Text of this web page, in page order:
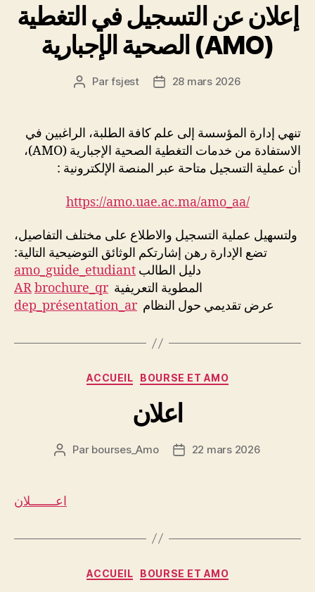
إعلان عن التسجيل في التغطية
الصحية الإجبارية (AMO)
Auteur
Parfsjest
Date28 mars 2026
تنهي إدارة المؤسسة إلى علم كافة الطلبة، الراغبين في
الاستفادة من خدمات التغطية الصحية الإجبارية (AMO)،
أن عملية التسجيل متاحة عبر المنصة الإلكترونية :
https://amo.uae.ac.ma/amo_aa/
ولتسهيل عملية التسجيل والاطلاع على مختلف التفاصيل،
تضع الإدارة رهن إشارتكم الوثائق التوضيحية التالية:
دليل الطالب amo_guide_etudiant
المطوية التعريفية
ARbrochure_qr
عرض تقديمي حول النظامdep_présentation_ar
Catégories
ACCUEIL BOURSE ET AMO
اعلان
Auteur
Par bourses_Amo
Date22 mars 2026
اعـــــــلان
Catégories
ACCUEIL BOURSE ET AMO